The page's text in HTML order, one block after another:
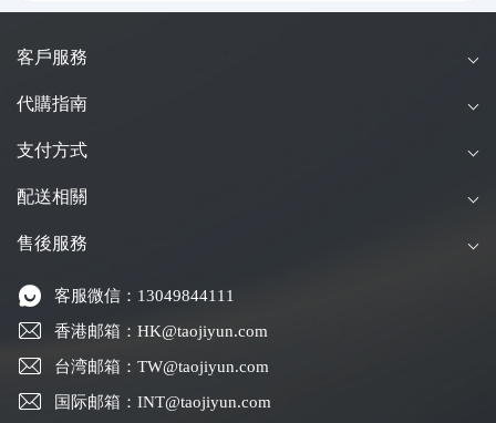
客戶服務
代購指南
支付方式
配送相關
售後服務
客服微信：13049844111
香港邮箱：HK@taojiyun.com
台湾邮箱：TW@taojiyun.com
国际邮箱：INT@taojiyun.com